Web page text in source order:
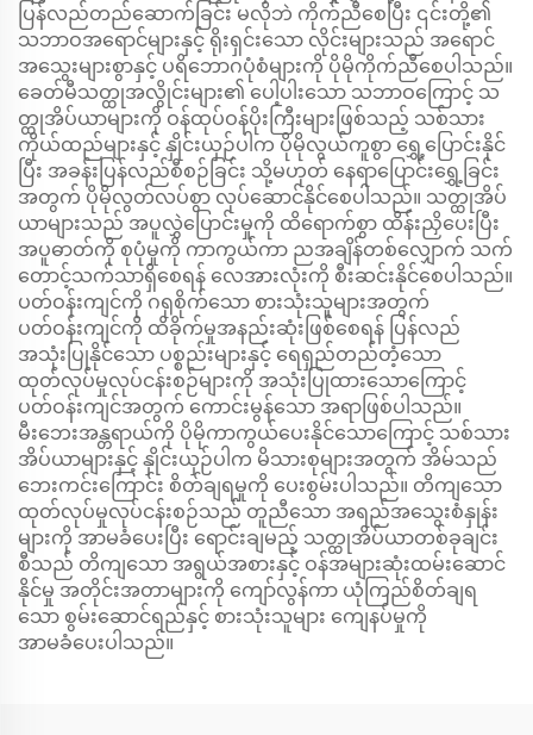
ပြန်လည်တည်ဆောက်ခြင်း မလိုဘဲ ကိုက်ညီစေပြီး ၎င်းတို့၏
သဘာဝအရောင်များနှင့် ရိုးရှင်းသော လိုင်းများသည် အရောင်
အသွေးများစွာနှင့် ပရိဘောဂပုံစံများကို ပိုမိုကိုက်ညီစေပါသည်။
ခေတ်မီသတ္ထုအလွိုင်းများ၏ ပေါ့ပါးသော သဘာဝကြောင့် သ
တ္ထုအိပ်ယာများကို ဝန်ထုပ်ဝန်ပိုးကြီးများဖြစ်သည့် သစ်သား
ကိုယ်ထည်များနှင့် နှိုင်းယှဉ်ပါက ပိုမိုလွယ်ကူစွာ ရွှေ့ပြောင်းနိုင်
ပြီး အခန်းပြန်လည်စီစဉ်ခြင်း သို့မဟုတ် နေရာပြောင်းရွှေ့ခြင်း
အတွက် ပိုမိုလွတ်လပ်စွာ လုပ်ဆောင်နိုင်စေပါသည်။ သတ္ထုအိပ်
ယာများသည် အပူလွှဲပြောင်းမှုကို ထိရောက်စွာ ထိန်းညှိပေးပြီး
အပူဓာတ်ကို စုပုံမှုကို ကာကွယ်ကာ ညအချိန်တစ်လျှောက် သက်
တောင့်သက်သာရှိစေရန် လေအားလုံးကို စီးဆင်းနိုင်စေပါသည်။
ပတ်ဝန်းကျင်ကို ဂရုစိုက်သော စားသုံးသူများအတွက်
ပတ်ဝန်းကျင်ကို ထိခိုက်မှုအနည်းဆုံးဖြစ်စေရန် ပြန်လည်
အသုံးပြုနိုင်သော ပစ္စည်းများနှင့် ရေရှည်တည်တံ့သော
ထုတ်လုပ်မှုလုပ်ငန်းစဉ်များကို အသုံးပြုထားသောကြောင့်
ပတ်ဝန်းကျင်အတွက် ကောင်းမွန်သော အရာဖြစ်ပါသည်။
မီးဘေးအန္တရာယ်ကို ပိုမိုကာကွယ်ပေးနိုင်သောကြောင့် သစ်သား
အိပ်ယာများနှင့် နှိုင်းယှဉ်ပါက မိသားစုများအတွက် အိမ်သည်
ဘေးကင်းကြောင်း စိတ်ချရမှုကို ပေးစွမ်းပါသည်။ တိကျသော
ထုတ်လုပ်မှုလုပ်ငန်းစဉ်သည် တူညီသော အရည်အသွေးစံနှုန်း
များကို အာမခံပေးပြီး ရောင်းချမည့် သတ္ထုအိပ်ယာတစ်ခုချင်း
စီသည် တိကျသော အရွယ်အစားနှင့် ဝန်အများဆုံးထမ်းဆောင်
နိုင်မှု အတိုင်းအတာများကို ကျော်လွန်ကာ ယုံကြည်စိတ်ချရ
သော စွမ်းဆောင်ရည်နှင့် စားသုံးသူများ ကျေနပ်မှုကို
အာမခံပေးပါသည်။